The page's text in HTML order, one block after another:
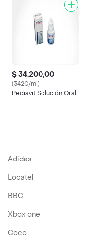
$ 34.200,00
(3420/ml)
Pediavit Solución Oral
Adidas
Locatel
BBC
Xbox one
Coco